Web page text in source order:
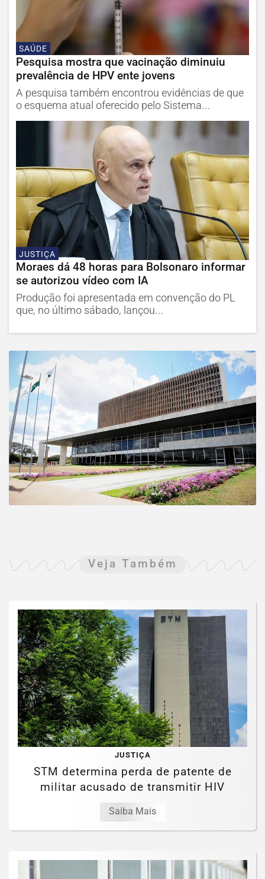
SAÚDE
Pesquisa mostra que vacinação diminuiu
prevalência de HPV ente jovens
A pesquisa também encontrou evidências de que
o esquema atual oferecido pelo Sistema...
JUSTIÇA
Moraes dá 48 horas para Bolsonaro informar
se autorizou vídeo com IA
Produção foi apresentada em convenção do PL
que, no último sábado, lançou...
Veja Também
JUSTIÇA
STM determina perda de patente de
militar acusado de transmitir HIV
Saiba Mais